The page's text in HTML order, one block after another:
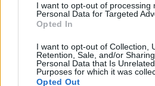
I want to opt-out of processing
Personal Data for Targeted
Opted In
I want to opt-out of Collection,
Retention, Sale, and/or
Personal Data that Is
Purposes for which it was
Opted Out